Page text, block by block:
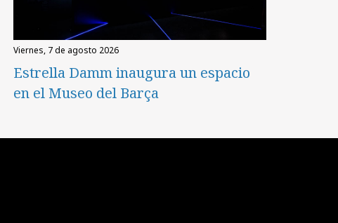
viernes, 7 de agosto 2026
Estrella Damm inaugura un espacio
en el Museo del Barça